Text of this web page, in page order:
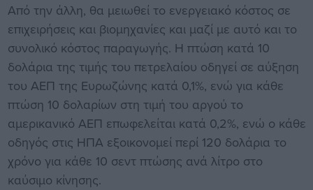
Από την άλλη, θα μειωθεί το ενεργειακό κόστος σε
επιχειρήσεις και βιομηχανίες και μαζί με αυτό και το
συνολικό κόστος παραγωγής. Η πτώση κατά 10
δολάρια της τιμής του πετρελαίου οδηγεί σε αύξηση
του ΑΕΠ της Ευρωζώνης κατά 0,1%, ενώ για κάθε
πτώση 10 δολαρίων στη τιμή του αργού το
αμερικανικό ΑΕΠ επωφελείται κατά 0,2%, ενώ ο κάθε
οδηγός στις ΗΠΑ εξοικονομεί περί 120 δολάρια το
χρόνο για κάθε 10 σεντ πτώσης ανά λίτρο στο
καύσιμο κίνησης.